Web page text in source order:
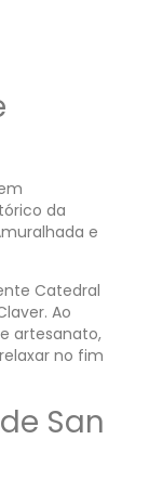
da
e
Catedral
Ao
artesanato,
no fim
San